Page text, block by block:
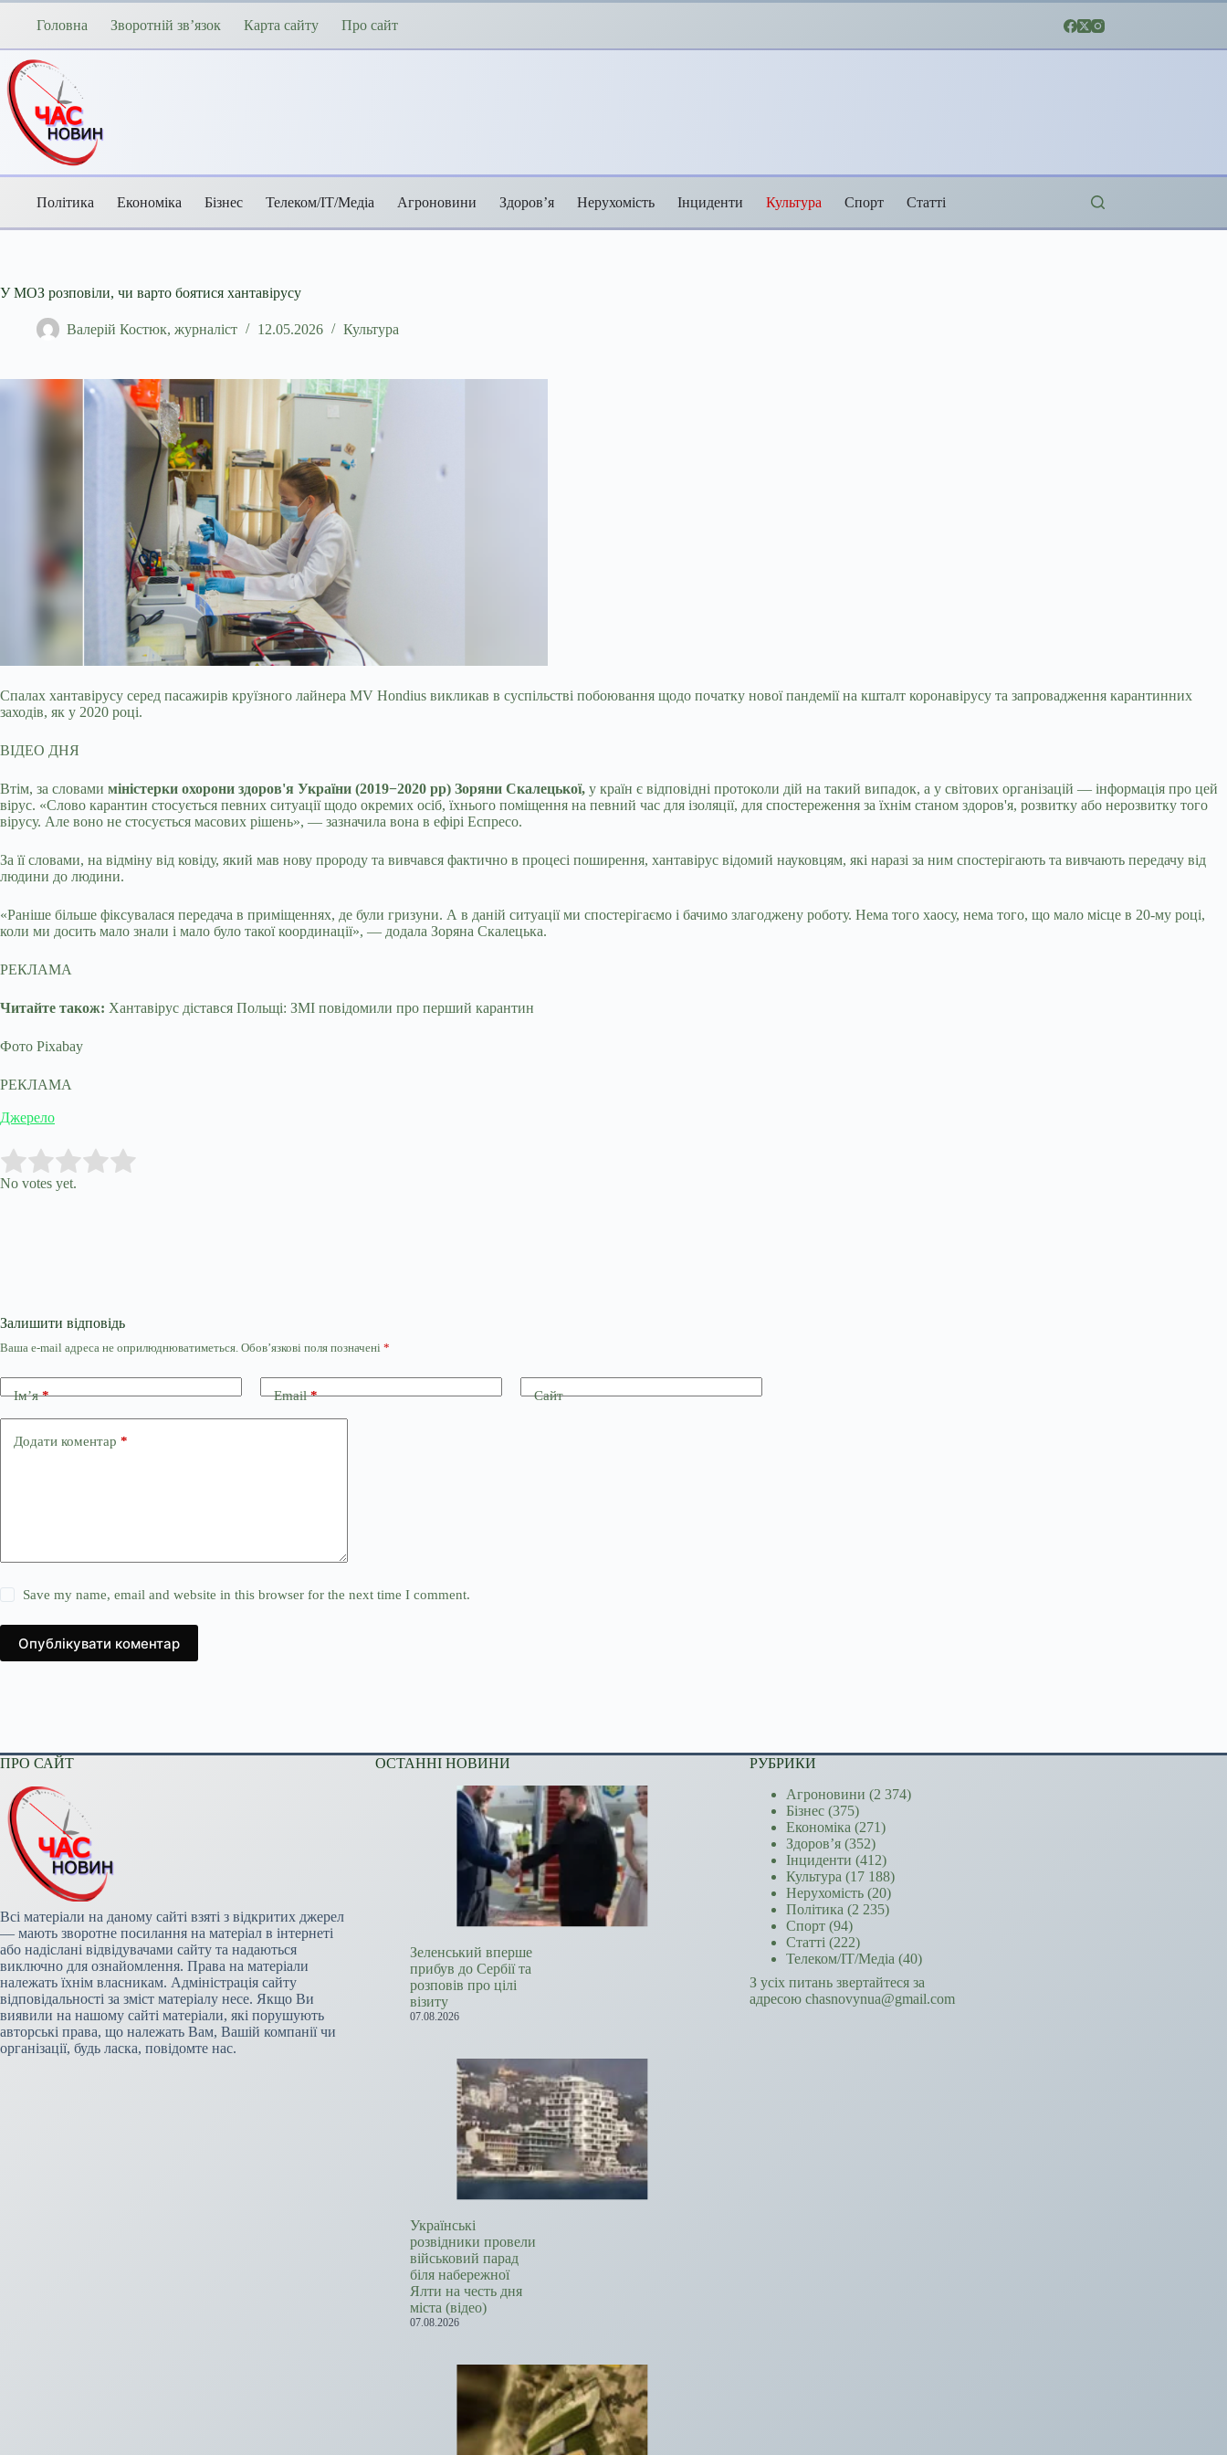
Перейти
Головна Зворотній зв’язок Карта сайту Про сайт
Політика Економіка Бізнес Телеком/ІТ/Медіа Агроновини Здоров’я Нерухомість Інциденти Культура Спорт Статті
У МОЗ розповіли, чи варто боятися хантавірусу
Валерій Костюк, журналіст 12.05.2026 Культура
Спалах хантавірусу серед пасажирів круїзного лайнера MV Hondius викликав в суспільстві побоювання щодо початку нової пандемії на кшталт коронавірусу та запровадження карантинних
заходів, як у 2020 році.
ВІДЕО ДНЯ
Втім, за словами міністерки охорони здоров'я України (2019−2020 рр) Зоряни Скалецької, у країн є відповідні протоколи дій на такий випадок, а у світових організацій — інформація про цей
вірус. «Слово карантин стосується певних ситуації щодо окремих осіб, їхнього поміщення на певний час для ізоляції, для спостереження за їхнім станом здоров'я, розвитку або нерозвитку того
вірусу. Але воно не стосується масових рішень», — зазначила вона в ефірі Еспресо.
За її словами, на відміну від ковіду, який мав нову пророду та вивчався фактично в процесі поширення, хантавірус відомий науковцям, які наразі за ним спостерігають та вивчають передачу від
людини до людини.
«Раніше більше фіксувалася передача в приміщеннях, де були гризуни. А в даній ситуації ми спостерігаємо і бачимо злагоджену роботу. Нема того хаосу, нема того, що мало місце в 20-му році,
коли ми досить мало знали і мало було такої координації», — додала Зоряна Скалецька.
РЕКЛАМА
Читайте також: Хантавірус дістався Польщі: ЗМІ повідомили про перший карантин
Фото Pixabay
РЕКЛАМА
Джерело
Rate this item:
No votes yet.
Залишити відповідь
Ваша e-mail адреса не оприлюднюватиметься. Обов’язкові поля позначені *
Ім’я* Email* Сайт
Додати коментар *
Save my name, email and website in this browser for the next time I comment.
Опублікувати коментар
ПРО САЙТ
Всі матеріали на даному сайті взяті з відкритих джерел
— мають зворотне посилання на матеріал в інтернеті
або надіслані відвідувачами сайту та надаються
виключно для ознайомлення. Права на матеріали
належать їхнім власникам. Адміністрація сайту
відповідальності за зміст матеріалу несе. Якщо Ви
виявили на нашому сайті матеріали, які порушують
авторські права, що належать Вам, Вашій компанії чи
організації, будь ласка, повідомте нас.
ОСТАННІ НОВИНИ
Зеленський вперше
прибув до Сербії та
розповів про цілі
візиту
07.08.2026
Українські
розвідники провели
військовий парад
біля набережної
Ялти на честь дня
міста (відео)
07.08.2026
РУБРИКИ
Агроновини (2 374)
Бізнес (375)
Економіка (271)
Здоров’я (352)
Інциденти (412)
Культура (17 188)
Нерухомість (20)
Політика (2 235)
Спорт (94)
Статті (222)
Телеком/ІТ/Медіа (40)
З усіх питань звертайтеся за
адресою chasnovynua@gmail.com